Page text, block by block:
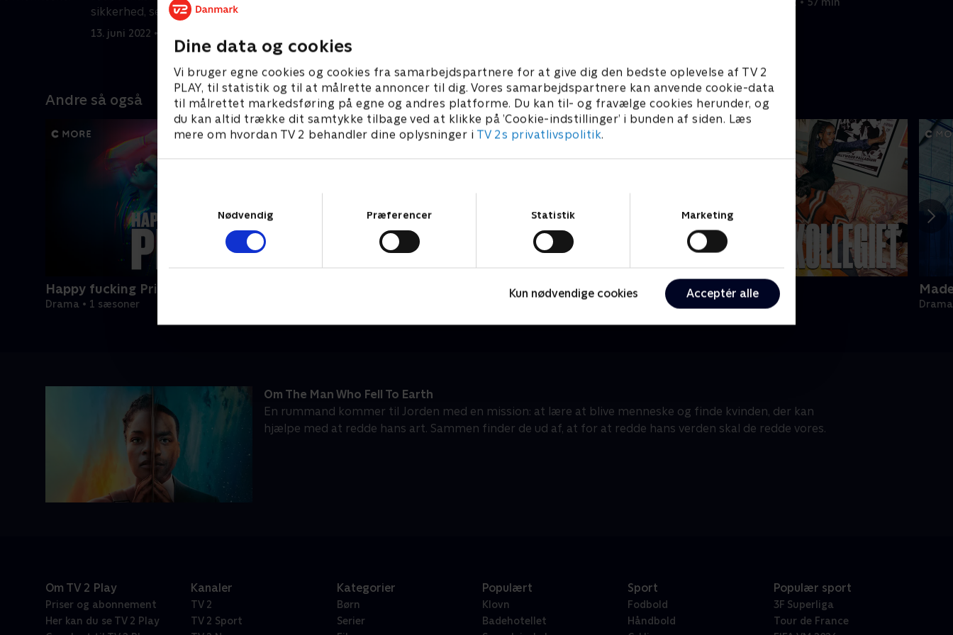
Dine data og cookies
Vi bruger egne cookies og cookies fra samarbejdspartnere for at give dig den bedste oplevelse af TV 2
PLAY, til statistik og til at målrette annoncer til dig. Vores samarbejdspartnere kan anvende cookie-data
til målrettet markedsføring på egne og andres platforme. Du kan til- og fravælge cookies herunder, og
du kan altid trække dit samtykke tilbage ved at klikke på ’Cookie-indstillinger’ i bunden af siden. Læs
mere om hvordan TV 2 behandler dine oplysninger i TV 2s privatlivspolitik.
Nødvendig
Præferencer Statistik Marketing
Kun nødvendige cookies Acceptér alle
sikkerhed, selvom Justins tro på
Faraday trues.
13. juni 2022 • 54 min
20. juni 2022 • 56 min
4. juli 2022 • 57 min
Andre så også
Happy fucking Pride
Drama • 1 sæsoner
Kollegiet
Drama • 1 sæsoner
Om The Man Who Fell To Earth
En rummand kommer til Jorden med en mission: at lære at blive menneske og finde kvinden, der kan
hjælpe med at redde hans art. Sammen finder de ud af, at for at redde hans verden skal de redde vores.
Om TV 2 Play
Priser og abonnement
Her kan du se TV 2 Play
Kanaler
TV 2
TV 2 Sport
Kategorier
Børn
Serier
Populært
Klovn
Badehotellet
Sport
Fodbold
Håndbold
Populær sport
3F Superliga
Tour de France